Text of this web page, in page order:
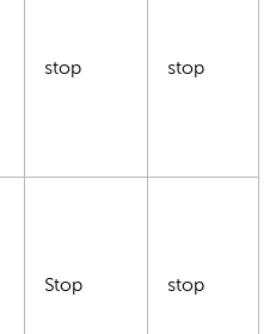
stop stop
Stop stop